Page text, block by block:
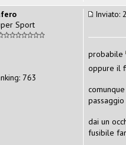
Inviato:
probabile
oppure il
dai un
fusibile
Sport
763